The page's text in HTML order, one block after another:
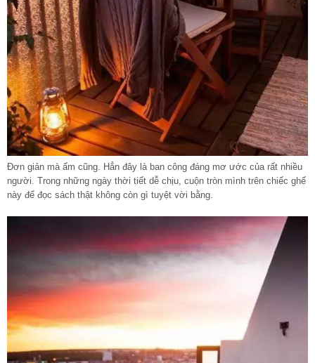
Đơn giản mà ấm cũng. Hẳn đây là ban công đáng mơ ước của rất nhiều
người. Trong những ngày thời tiết dễ chịu, cuộn tròn mình trên chiếc ghế
này để đọc sách thật không còn gì tuyệt vời bằng.